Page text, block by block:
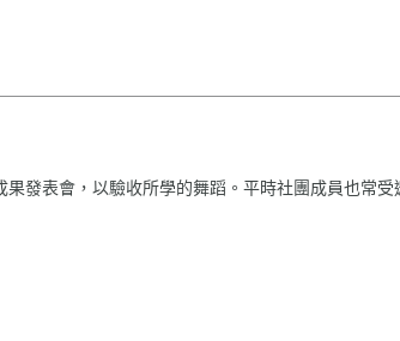
發表會，以驗收所學的舞蹈。平時社團成員也常